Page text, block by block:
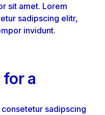
sit amet. Lorem
sadipscing elitr,
invidunt.
a
sadipscing